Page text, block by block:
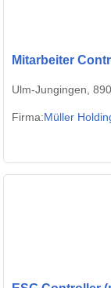
Mitarbeiter
Ulm-Jungingen,
Firma:Müller